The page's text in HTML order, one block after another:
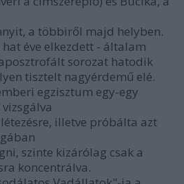
a többiről majd helyben.
éve elkezdett - általam
sorozat hatodik
tisztelt nagyérdemű elé.
egzisztum egy-egy
illetve próbálta azt
szinte kizárólag csak a
koncentrálva.